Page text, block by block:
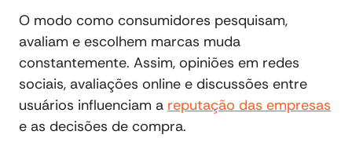
O modo como consumidores pesquisam,
avaliam e escolhem marcas muda
constantemente. Assim, opiniões em redes
sociais, avaliações online e discussões entre
usuários influenciam a reputação das empresas
e as decisões de compra.